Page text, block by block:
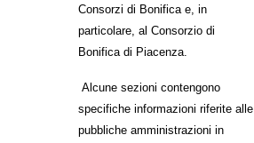
Consorzi di Bonifica e, in
particolare, al Consorzio di
Bonifica di Piacenza.
Alcune sezioni contengono
specifiche informazioni riferite alle
pubbliche amministrazioni in